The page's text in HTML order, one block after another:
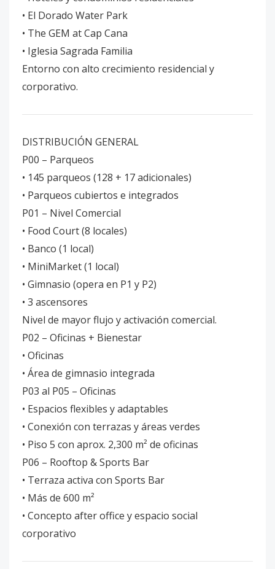
• El Dorado Water Park
• The GEM at Cap Cana
• Iglesia Sagrada Familia
Entorno con alto crecimiento residencial y
corporativo.
DISTRIBUCIÓN GENERAL
P00 – Parqueos
• 145 parqueos (128 + 17 adicionales)
• Parqueos cubiertos e integrados
P01 – Nivel Comercial
• Food Court (8 locales)
• Banco (1 local)
• MiniMarket (1 local)
• Gimnasio (opera en P1 y P2)
• 3 ascensores
Nivel de mayor flujo y activación comercial.
P02 – Oficinas + Bienestar
• Oficinas
• Área de gimnasio integrada
P03 al P05 – Oficinas
• Espacios flexibles y adaptables
• Conexión con terrazas y áreas verdes
• Piso 5 con aprox. 2,300 m² de oficinas
P06 – Rooftop & Sports Bar
• Terraza activa con Sports Bar
• Más de 600 m²
• Concepto after office y espacio social
corporativo